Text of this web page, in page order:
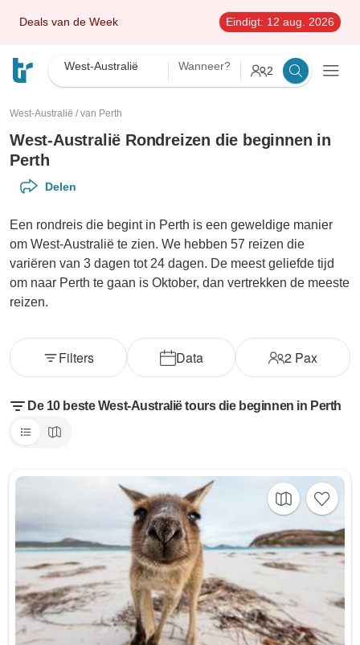
Deals van de Week Eindigt: 12 aug. 2026
West-Australië Wanneer? 2
West-Australië / van Perth
West-Australië Rondreizen die beginnen in
Perth
Delen
Een rondreis die begint in Perth is een geweldige manier
om West-Australië te zien. We hebben 57 reizen die
variëren van 3 dagen tot 24 dagen. De meest geliefde tijd
om naar Perth te gaan is Oktober, dan vertrekken de meeste
reizen.
Data 2 Pax
Filters
De 10 beste West-Australië tours die beginnen in Perth